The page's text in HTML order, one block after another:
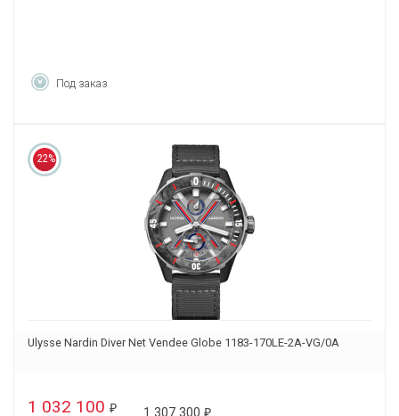
Под заказ
22%
Ulysse Nardin Diver Net Vendee Globe 1183-170LE-2A-VG/0A
1 032 100 ₽ ₽